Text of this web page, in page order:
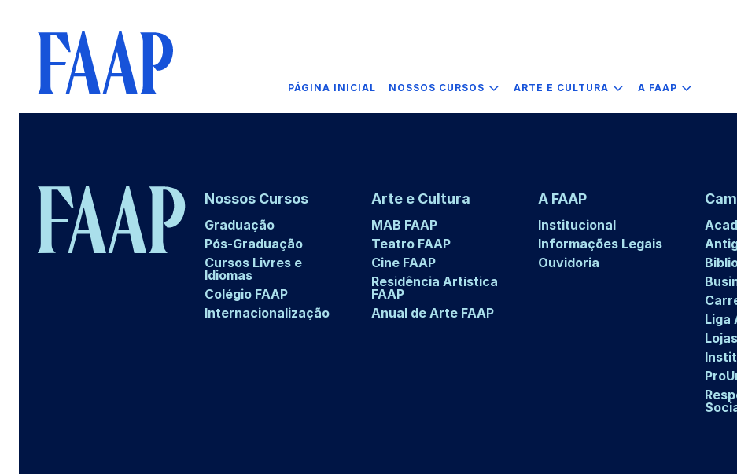
PÁGINA INICIAL NOSSOS CURSOS ARTE E CULTURA A FAAP
Nossos Cursos
Graduação
Pós-Graduação
Cursos Livres e
Idiomas
Colégio FAAP
Internacionalização
Arte e Cultura
MAB FAAP
Teatro FAAP
Cine FAAP
Residência Artística
FAAP
Anual de Arte FAAP
A FAAP
Institucional
Informações Legais
Ouvidoria
Liga
Lojas